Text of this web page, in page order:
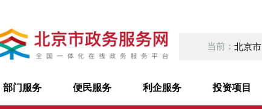
当前： 北京市
部门服务 便民服务 利企服务 投资项目